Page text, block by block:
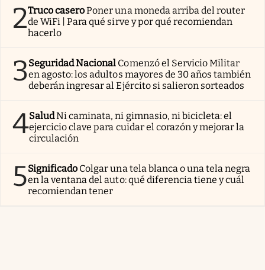
2Truco caseroPoner una moneda arriba del router
de WiFi | Para qué sirve y por qué recomiendan
hacerlo
3Seguridad Nacional Comenzó el Servicio Militar
en agosto: los adultos mayores de 30 años también
deberán ingresar al Ejército si salieron sorteados
4SaludNi caminata, ni gimnasio, ni bicicleta: el
ejercicio clave para cuidar el corazón y mejorar la
circulación
5Significado Colgar una tela blanca o una tela negra
en la ventana del auto: qué diferencia tiene y cuál
recomiendan tener